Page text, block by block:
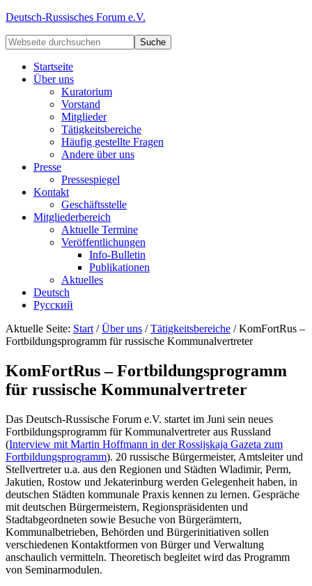
Deutsch-Russisches Forum e.V.
Startseite
Über uns
Kuratorium
Vorstand
Mitglieder
Tätigkeitsbereiche
Häufig gestellte Fragen
Andere über uns
Presse
Pressespiegel
Kontakt
Geschäftsstelle
Mitgliederbereich
Aktuelle Termine
Veröffentlichungen
Info-Bulletin
Publikationen
Aktuelles
Deutsch
Русский
Aktuelle Seite: Start / Über uns / Tätigkeitsbereiche /KomFortRus –
Fortbildungsprogramm für russische Kommunalvertreter
KomFortRus – Fortbildungsprogramm
für russische Kommunalvertreter
Das Deutsch-Russische Forum e.V. startet im Juni sein neues
Fortbildungsprogramm für Kommunalvertreter aus Russland
(Interview mit Martin Hoffmann in der Rossijskaja Gazeta zum
Fortbildungsprogramm). 20 russische Bürgermeister, Amtsleiter und
Stellvertreter u.a. aus den Regionen und Städten Wladimir, Perm,
Jakutien, Rostow und Jekaterinburg werden Gelegenheit haben, in
deutschen Städten kommunale Praxis kennen zu lernen. Gespräche
mit deutschen Bürgermeistern, Regionspräsidenten und
Stadtabgeordneten sowie Besuche von Bürgerämtern,
Kommunalbetrieben, Behörden und Bürgerinitiativen sollen
verschiedenen Kontaktformen von Bürger und Verwaltung
anschaulich vermitteln. Theoretisch begleitet wird das Programm
von Seminarmodulen.